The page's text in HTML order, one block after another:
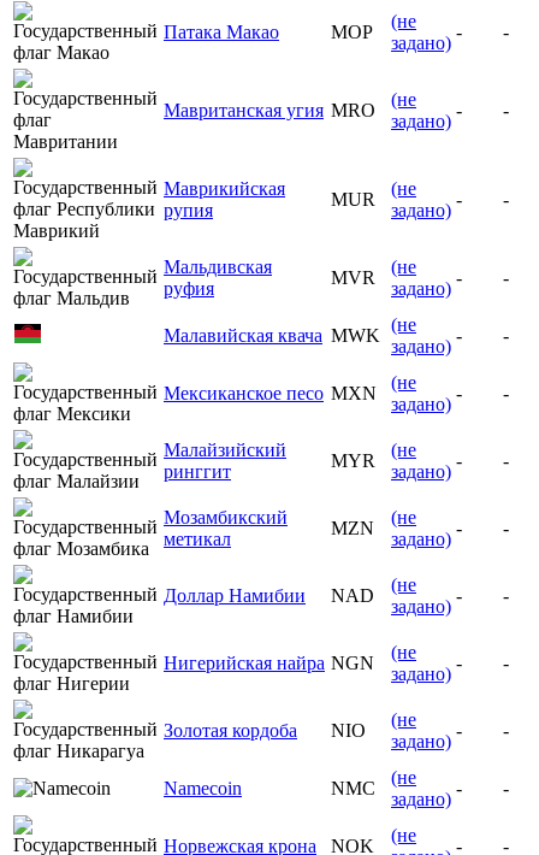
Патака Макао MOP
(не
задано)
- -
Мавританская угия MRO
(не
задано)
- -
Маврикийская
рупия
MUR
(не
задано)
- -
Мальдивская
руфия
MVR
(не
задано)
- -
Малавийская квача MWK
(не
задано)
- -
Мексиканское песо MXN
(не
задано)
- -
Малайзийский
ринггит
MYR
(не
задано)
- -
Мозамбикский
метикал
MZN
(не
задано)
- -
Доллар Намибии NAD
(не
задано)
- -
Нигерийская найра NGN
(не
задано)
- -
Золотая кордоба NIO
(не
задано)
- -
Namecoin NMC
(не
задано)
- -
Норвежская крона NOK
(не
- -